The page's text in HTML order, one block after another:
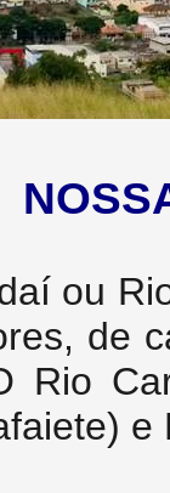
ou
de
Rio
e